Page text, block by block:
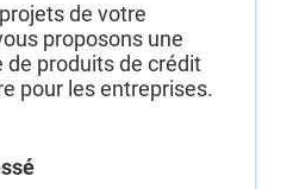
de votre
proposons une
produits de crédit
pour les entreprises.